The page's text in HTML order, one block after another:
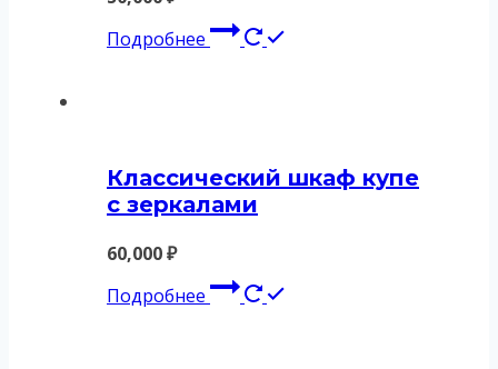
Подробнее
Классический шкаф купе
с зеркалами
60,000₽
Подробнее